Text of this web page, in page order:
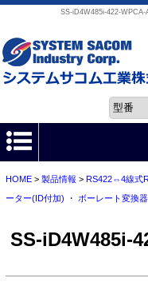
SS-iD4W485i-422-WPCA-
HOME> 製品情報 > RS422⇔4線式
ーター(ID付加) ・ ボーレート変換器
SS-iD4W485i-